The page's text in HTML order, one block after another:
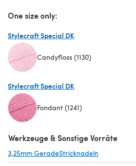
One size only:
Stylecraft Special DK
Candyfloss (1130)
Stylecraft Special DK
Fondant (1241)
Werkzeuge & Sonstige Vorräte
3,25mm GeradeStricknadeln